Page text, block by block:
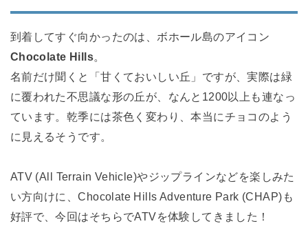
到着してすぐ向かったのは、ボホール島のアイコン
Chocolate Hills。
名前だけ聞くと「甘くておいしい丘」ですが、実際は緑
に覆われた不思議な形の丘が、なんと1200以上も連なっ
ています。乾季には茶色く変わり、本当にチョコのよう
に見えるそうです。
ATV (All Terrain Vehicle)やジップラインなどを楽しみた
い方向けに、Chocolate Hills Adventure Park (CHAP)も
好評で、今回はそちらでATVを体験してきました！